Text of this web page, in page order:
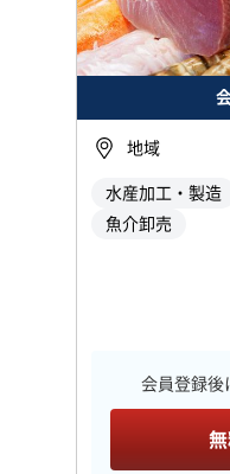
地域
水産加工・製造
魚介卸売
会員登録後